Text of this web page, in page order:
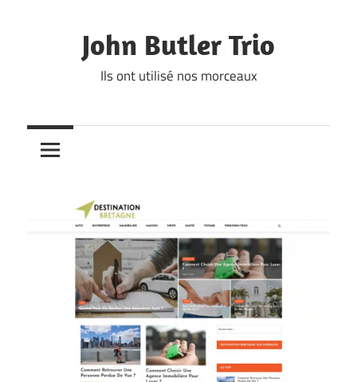
John Butler Trio
Ils ont utilisé nos morceaux